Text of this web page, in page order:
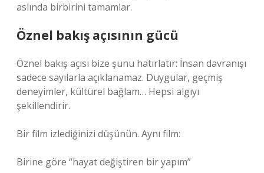
aslında birbirini tamamlar.
Öznel bakış açısının gücü
Öznel bakış açısı bize şunu hatırlatır: İnsan davranışı
sadece sayılarla açıklanamaz. Duygular, geçmiş
deneyimler, kültürel bağlam… Hepsi algıyı
şekillendirir.
Bir film izlediğinizi düşünün. Aynı film:
Birine göre “hayat değiştiren bir yapım”